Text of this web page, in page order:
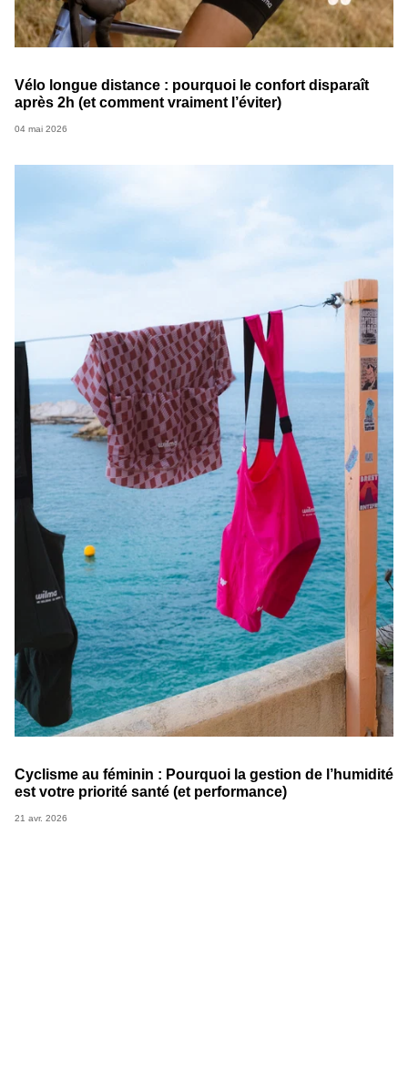
Vélo longue distance : pourquoi le confort disparaît
après 2h (et comment vraiment l’éviter)
04 mai 2026
Cyclisme au féminin : Pourquoi la gestion de l’humidité
est votre priorité santé (et performance)
21 avr. 2026